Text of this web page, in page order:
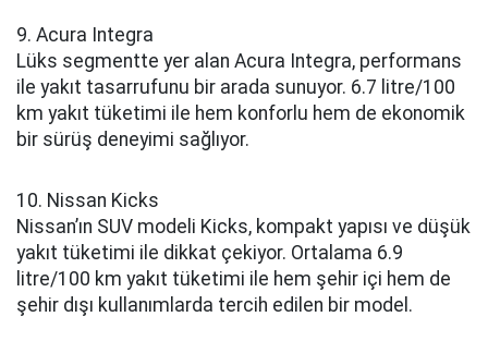
9. Acura Integra
Lüks segmentte yer alan Acura Integra, performans
ile yakıt tasarrufunu bir arada sunuyor. 6.7 litre/100
km yakıt tüketimi ile hem konforlu hem de ekonomik
bir sürüş deneyimi sağlıyor.
10. Nissan Kicks
Nissan’ın SUV modeli Kicks, kompakt yapısı ve düşük
yakıt tüketimi ile dikkat çekiyor. Ortalama 6.9
litre/100 km yakıt tüketimi ile hem şehir içi hem de
şehir dışı kullanımlarda tercih edilen bir model.